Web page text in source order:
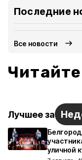
Последние
Все новости
Лучшее за
уличной